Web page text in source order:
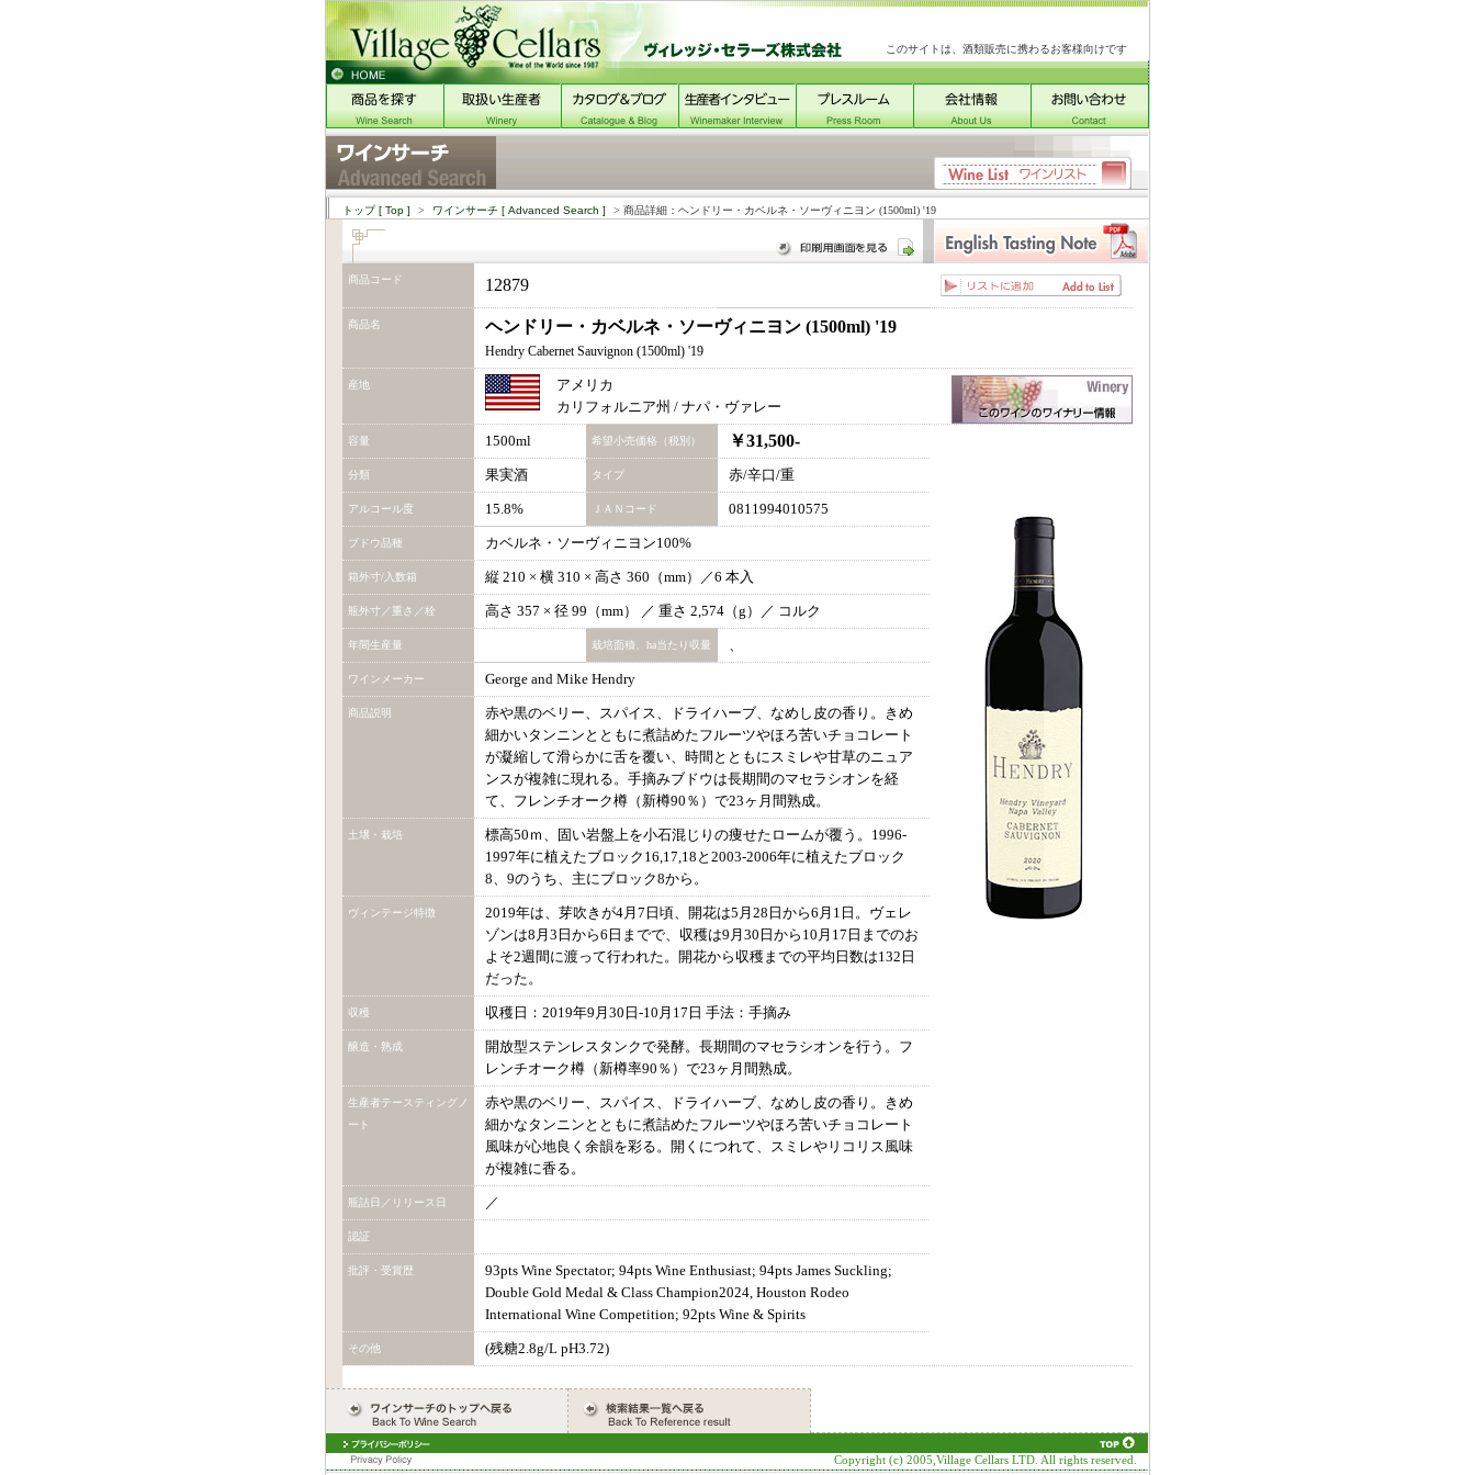
このサイトは、酒類販売に携わるお客様向けです
トップ[ Top ] > ワインサーチ [ Advanced Search ] > 商品詳細：ヘンドリー・カベルネ・ソーヴィニヨン (1500ml) '19
商品コード 12879
商品名 ヘンドリー・カベルネ・ソーヴィニヨン (1500ml) '19
Hendry Cabernet Sauvignon (1500ml) '19
産地
アメリカ
カリフォルニア州 / ナパ・ヴァレー
容量 1500ml 希望小売価格（税別） ￥31,500-
分類 果実酒 タイプ 赤/辛口/重
アルコール度 15.8% ＪＡＮコード 0811994010575
ブドウ品種 カベルネ・ソーヴィニヨン100%
箱外寸/入数箱 縦 210 × 横 310 × 高さ 360（mm）／6 本入
瓶外寸／重さ／栓 高さ 357 × 径 99（mm） ／ 重さ 2,574（g）／ コルク
年間生産量 栽培面積、ha当たり収量 、
ワインメーカー George and Mike Hendry
商品説明
赤や黒のベリー、スパイス、ドライハーブ、なめし皮の香り。きめ
細かいタンニンとともに煮詰めたフルーツやほろ苦いチョコレート
が凝縮して滑らかに舌を覆い、時間とともにスミレや甘草のニュア
ンスが複雑に現れる。手摘みブドウは長期間のマセラシオンを経
て、フレンチオーク樽（新樽90％）で23ヶ月間熟成。
土壌・栽培
標高50ｍ、固い岩盤上を小石混じりの痩せたロームが覆う。1996-
1997年に植えたブロック16,17,18と2003-2006年に植えたブロック
8、9のうち、主にブロック8から。
ヴィンテージ特徴
2019年は、芽吹きが4月7日頃、開花は5月28日から6月1日。ヴェレ
ゾンは8月3日から6日までで、収穫は9月30日から10月17日までのお
よそ2週間に渡って行われた。開花から収穫までの平均日数は132日
だった。
収穫 収穫日：2019年9月30日-10月17日 手法：手摘み
醸造・熟成
開放型ステンレスタンクで発酵。長期間のマセラシオンを行う。フ
レンチオーク樽（新樽率90％）で23ヶ月間熟成。
生産者テースティングノ
ート
赤や黒のベリー、スパイス、ドライハーブ、なめし皮の香り。きめ
細かなタンニンとともに煮詰めたフルーツやほろ苦いチョコレート
風味が心地良く余韻を彩る。開くにつれて、スミレやリコリス風味
が複雑に香る。
瓶詰日／リリース日 ／
認証
批評・受賞歴
93pts Wine Spectator; 94pts Wine Enthusiast; 94pts James Suckling;
Double Gold Medal & Class Champion2024, Houston Rodeo
International Wine Competition; 92pts Wine & Spirits
その他 (残糖2.8g/L pH3.72)
Copyright (c) 2005,Village Cellars LTD. All rights reserved.